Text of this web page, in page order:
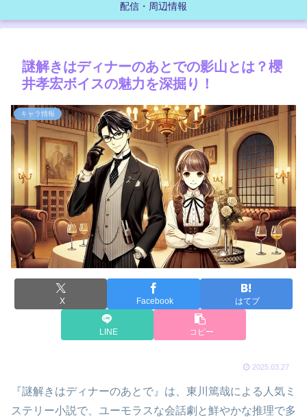
配信・周辺情報
謎解きはディナーのあとでの影山とは？櫻
井孝宏ボイスの魅力を深掘り！
キャラ情報
X Facebook はてブ
LINE コピー
2025.03.27
『謎解きはディナーのあとで』は、東川篤哉による人気ミ
ステリー小説で、ユーモラスな会話劇と鮮やかな推理で多